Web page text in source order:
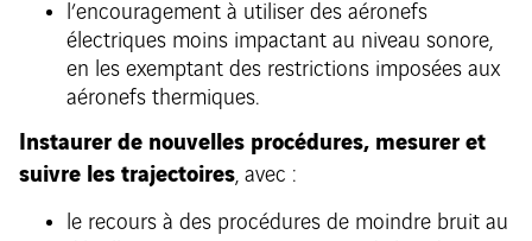
l’encouragement à utiliser des aéronefs
électriques moins impactant au niveau sonore,
en les exemptant des restrictions imposées aux
aéronefs thermiques.
Instaurer de nouvelles procédures, mesurer et
suivre les trajectoires, avec :
le recours à des procédures de moindre bruit au